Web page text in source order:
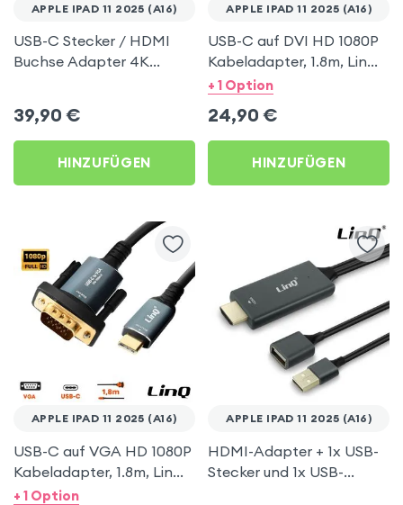
APPLE IPAD 11 2025 (A16)
USB-C Stecker / HDMI
Buchse Adapter 4K
(A16)
39,90 €
HINZUFÜGEN
APPLE IPAD 11 2025 (A16)
USB-C auf DVI HD 1080P
Kabeladapter, 1.8m, LinQ
– Grau für Apple iPad 11
+ 1 Option
24,90 €
HINZUFÜGEN
APPLE IPAD 11 2025 (A16)
USB-C auf VGA HD 1080P
Kabeladapter, 1.8m, LinQ
– Dunkelgrau für Apple
+ 1 Option
APPLE IPAD 11 2025 (A16)
HDMI-Adapter + 1x USB-
Stecker und 1x USB-